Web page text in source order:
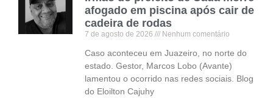
afogado em piscina após cair de
cadeira de rodas
7 de agosto de 2026 Nenhum comentário
Caso aconteceu em Juazeiro, no norte do
estado. Gestor, Marcos Lobo (Avante)
lamentou o ocorrido nas redes sociais. Blog
do Eloilton Cajuhy